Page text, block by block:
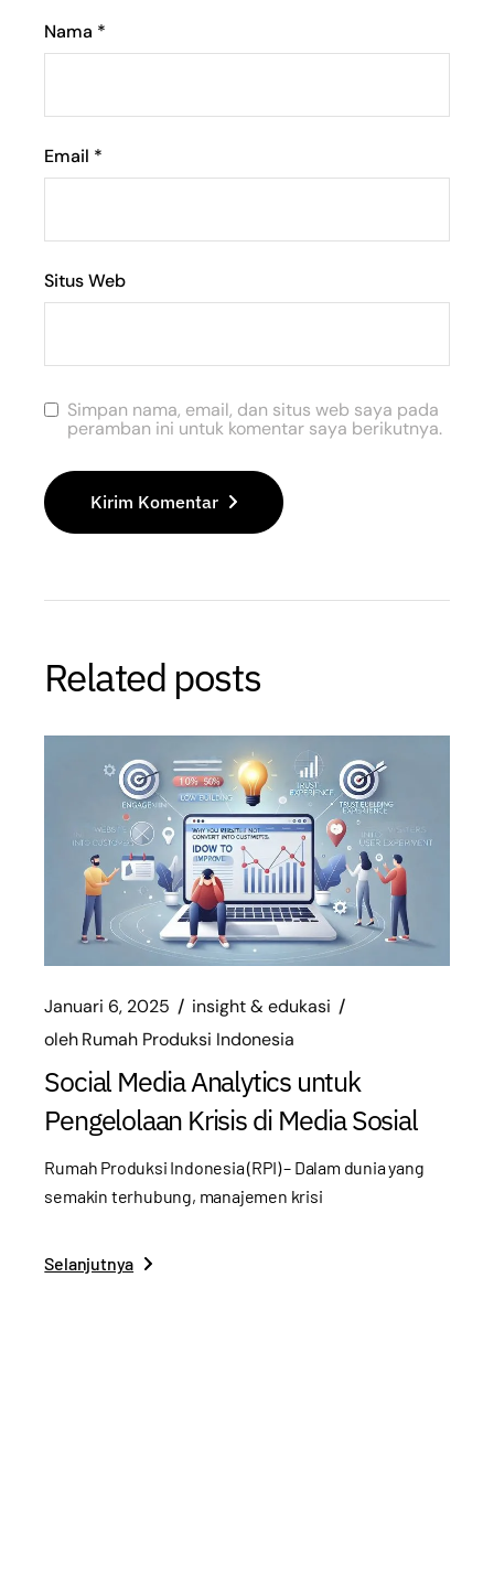
Nama *
Email *
Situs Web
Simpan nama, email, dan situs web saya pada
peramban ini untuk komentar saya berikutnya.
Kirim Komentar
Related posts
Januari 6, 2025
insight & edukasi
olehRumah Produksi Indonesia
Social Media Analytics untuk
Pengelolaan Krisis di Media Sosial
Rumah Produksi Indonesia (RPI) – Dalam dunia yang
semakin terhubung, manajemen krisi
Selanjutnya